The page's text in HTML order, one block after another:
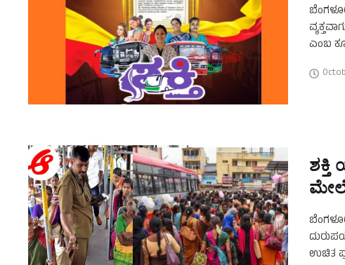
ಎಂಬ
ಉಚಿತ